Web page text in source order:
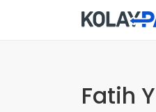
Fatih